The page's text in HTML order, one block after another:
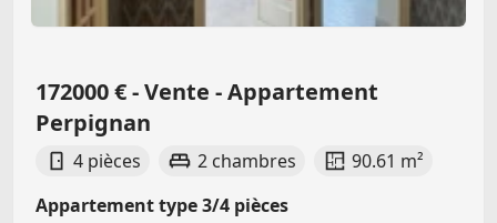
172000 € - Vente - Appartement
Perpignan
4 pièces 2 chambres
90.61 m²
Appartement type 3/4 pièces